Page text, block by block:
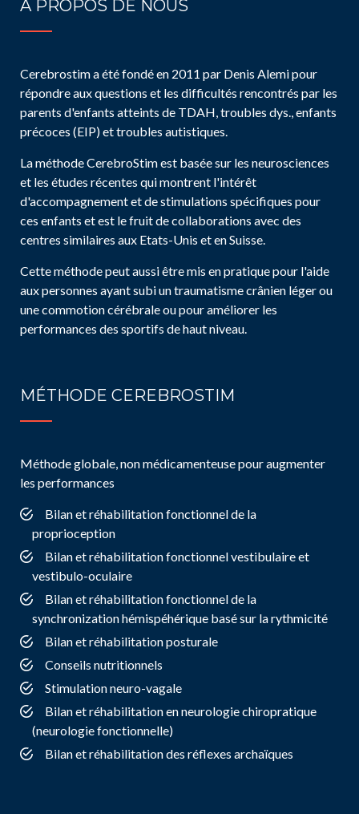
A PROPOS DE NOUS
Cerebrostim a été fondé en 2011 par Denis Alemi pour
répondre aux questions et les difficultés rencontrés par les
parents d'enfants atteints de TDAH, troubles dys., enfants
précoces (EIP) et troubles autistiques.
La méthode CerebroStim est basée sur les neurosciences
et les études récentes qui montrent l'intérêt
d'accompagnement et de stimulations spécifiques pour
ces enfants et est le fruit de collaborations avec des
centres similaires aux Etats-Unis et en Suisse.
Cette méthode peut aussi être mis en pratique pour l'aide
aux personnes ayant subi un traumatisme crânien léger ou
une commotion cérébrale ou pour améliorer les
performances des sportifs de haut niveau.
MÉTHODE CEREBROSTIM
Méthode globale, non médicamenteuse pour augmenter
les performances
Bilan et réhabilitation fonctionnel de la
proprioception
Bilan et réhabilitation fonctionnel vestibulaire et
vestibulo-oculaire
Bilan et réhabilitation fonctionnel de la
synchronization hémispéhérique basé sur la rythmicité
Bilan et réhabilitation posturale
Conseils nutritionnels
Stimulation neuro-vagale
Bilan et réhabilitation en neurologie chiropratique
(neurologie fonctionnelle)
Bilan et réhabilitation des réflexes archaïques